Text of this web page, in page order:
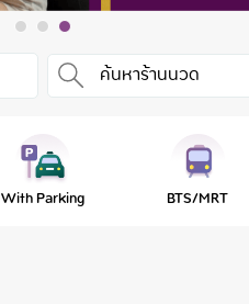
ค้นหาร้านนวด
With Parking BTS/MRT